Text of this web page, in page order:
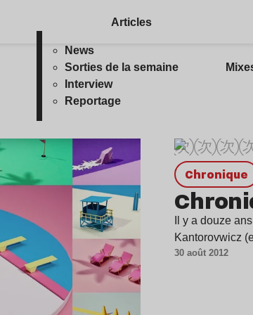
Articles
News
Sorties de la semaine
Interview
Reportage
chronique
Il y a douze
Kantorovwicz
30 août 2012